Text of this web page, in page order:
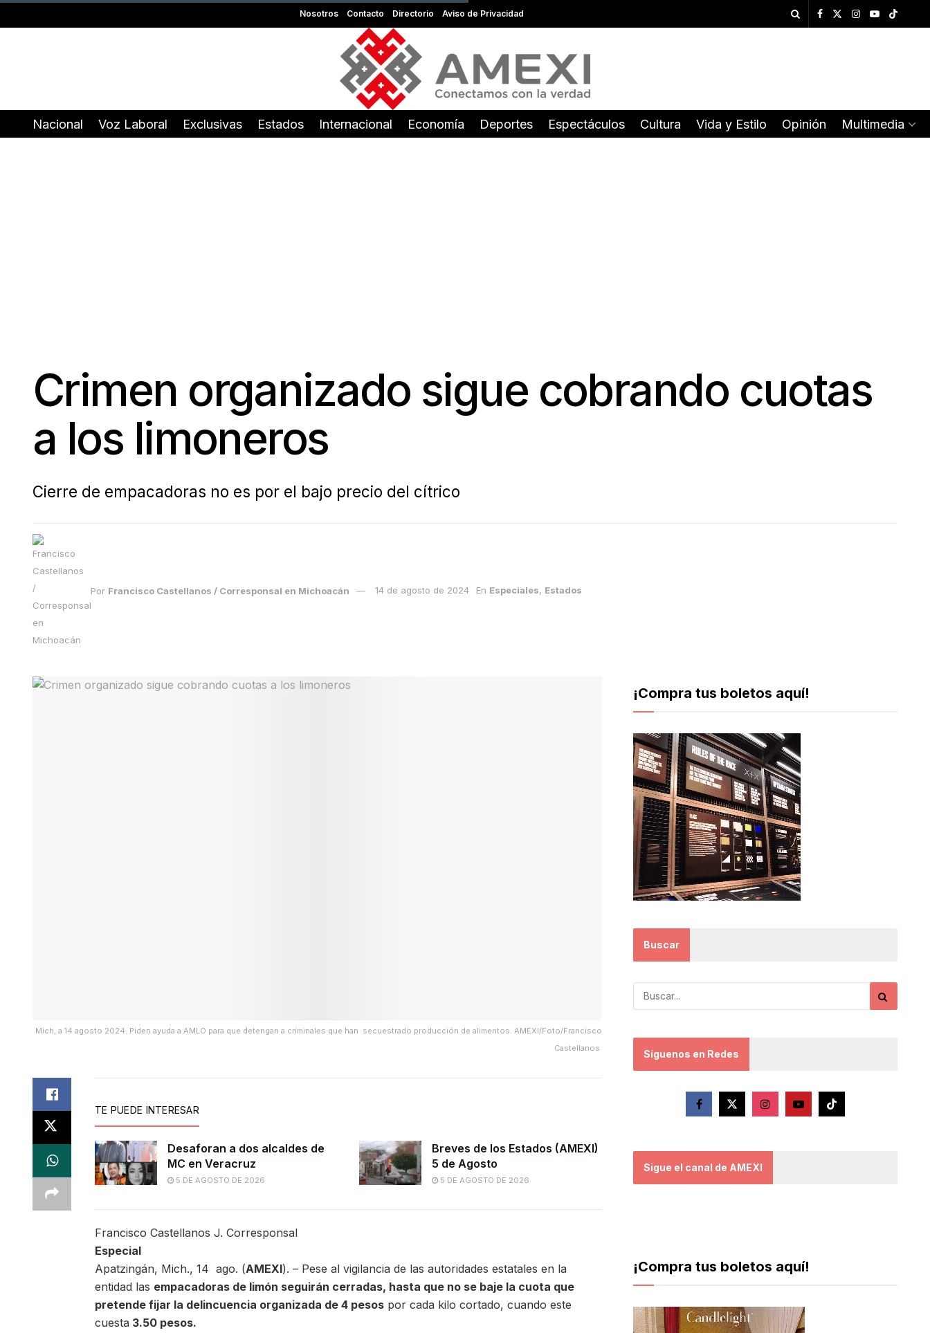
Nosotros Contacto Directorio Aviso de Privacidad
Nacional Voz Laboral Exclusivas Estados Internacional Economía Deportes Espectáculos Cultura Vida y Estilo Opinión Multimedia
Crimen organizado sigue cobrando cuotas
a los limoneros
Cierre de empacadoras no es por el bajo precio del cítrico
Por Francisco Castellanos / Corresponsal en Michoacán 14 de agosto de 2024 En Especiales, Estados
Mich, a 14 agosto 2024. Piden ayuda a AMLO para que detengan a criminales que han secuestrado producción de alimentos. AMEXI/Foto/Francisco
Castellanos
TE PUEDE INTERESAR
Desaforan a dos alcaldes de
MC en Veracruz
5 DE AGOSTO DE 2026
Breves de los Estados (AMEXI)
5 de Agosto
5 DE AGOSTO DE 2026
Francisco Castellanos J. Corresponsal
Especial
Apatzingán, Mich., 14 ago. (AMEXI). – Pese al vigilancia de las autoridades estatales en la
entidad las empacadoras de limón seguirán cerradas, hasta que no se baje la cuota que
pretende fijar la delincuencia organizada de 4 pesos por cada kilo cortado, cuando este
cuesta 3.50 pesos.
¡Compra tus boletos aquí!
Buscar
Síguenos en Redes
Sigue el canal de AMEXI
¡Compra tus boletos aquí!